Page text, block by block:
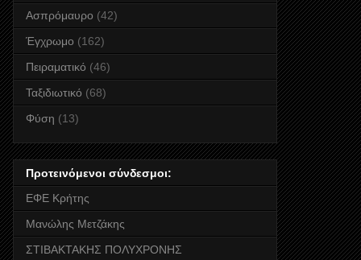
Ασπρόμαυρο (42)
Έγχρωμο (162)
Πειραματικό (46)
Ταξιδιωτικό (68)
Φύση (13)
Προτεινόμενοι σύνδεσμοι:
ΕΦΕ Κρήτης
Μανώλης Μετζάκης
ΣΤΙΒΑΚΤΑΚΗΣ ΠΟΛΥΧΡΟΝΗΣ